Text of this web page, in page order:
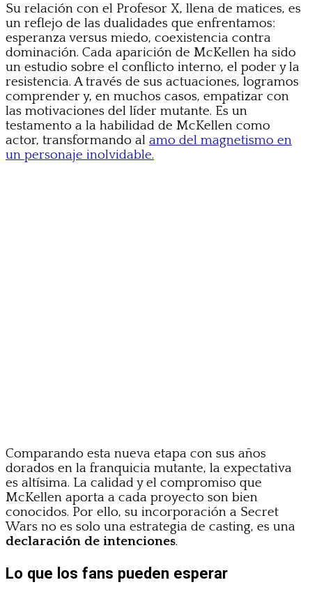
Su relación con el Profesor X, llena de matices, es
un reflejo de las dualidades que enfrentamos:
esperanza versus miedo, coexistencia contra
dominación. Cada aparición de McKellen ha sido
un estudio sobre el conflicto interno, el poder y la
resistencia. A través de sus actuaciones, logramos
comprender y, en muchos casos, empatizar con
las motivaciones del líder mutante. Es un
testamento a la habilidad de McKellen como
actor, transformando al amo del magnetismo en
un personaje inolvidable.
Comparando esta nueva etapa con sus años
dorados en la franquicia mutante, la expectativa
es altísima. La calidad y el compromiso que
McKellen aporta a cada proyecto son bien
conocidos. Por ello, su incorporación a Secret
Wars no es solo una estrategia de casting, es una
declaración de intenciones.
Lo que los fans pueden esperar